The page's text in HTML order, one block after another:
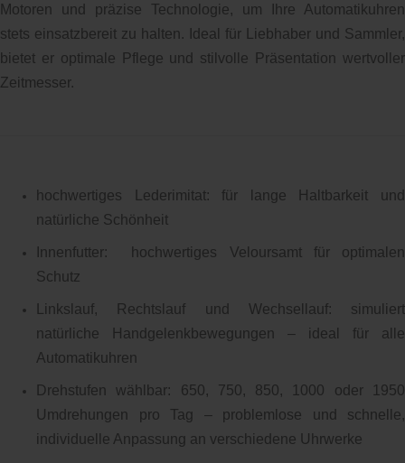
Motoren und präzise Technologie, um Ihre Automatikuhren
stets einsatzbereit zu halten. Ideal für Liebhaber und Sammler,
bietet er optimale Pflege und stilvolle Präsentation wertvoller
Zeitmesser.
hochwertiges Lederimitat: für lange Haltbarkeit und
natürliche Schönheit
Innenfutter: hochwertiges Veloursamt für optimalen
Schutz
Linkslauf, Rechtslauf und Wechsellauf: simuliert
natürliche Handgelenkbewegungen – ideal für alle
Automatikuhren
Drehstufen wählbar: 650, 750, 850, 1000 oder 1950
Umdrehungen pro Tag – problemlose und schnelle,
individuelle Anpassung an verschiedene Uhrwerke